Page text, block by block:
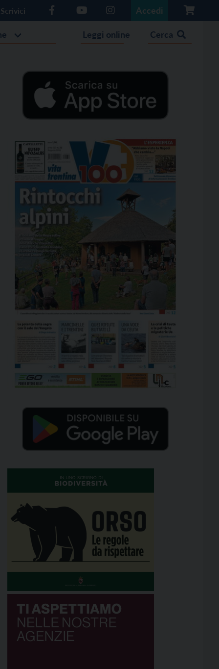
Scrivici Accedi
Leggi online Cerca